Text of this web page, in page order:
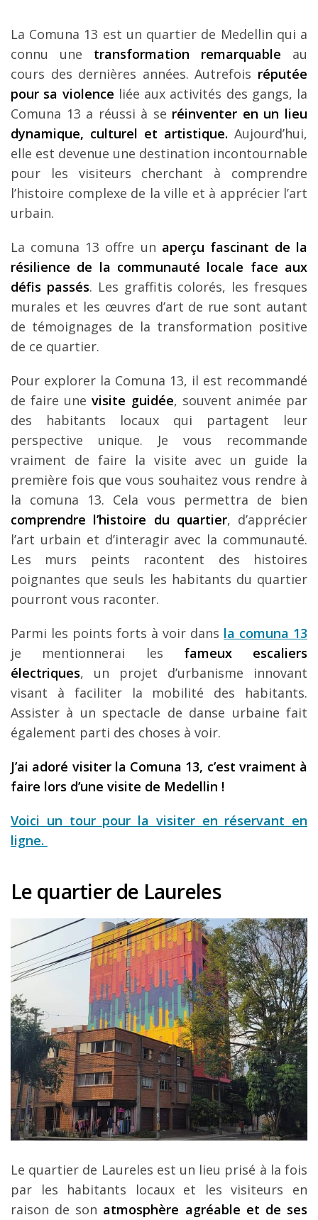
La Comuna 13 est un quartier de Medellin qui a
connu une transformation remarquable au
cours des dernières années. Autrefois réputée
pour sa violence liée aux activités des gangs, la
Comuna 13 a réussi à se réinventer en un lieu
dynamique, culturel et artistique. Aujourd’hui,
elle est devenue une destination incontournable
pour les visiteurs cherchant à comprendre
l’histoire complexe de la ville et à apprécier l’art
urbain.
La comuna 13 offre un aperçu fascinant de la
résilience de la communauté locale face aux
défis passés. Les graffitis colorés, les fresques
murales et les œuvres d’art de rue sont autant
de témoignages de la transformation positive
de ce quartier.
Pour explorer la Comuna 13, il est recommandé
de faire unevisite guidée, souvent animée par
des habitants locaux qui partagent leur
perspective unique. Je vous recommande
vraiment de faire la visite avec un guide la
première fois que vous souhaitez vous rendre à
la comuna 13. Cela vous permettra de bien
comprendre l’histoire du quartier, d’apprécier
l’art urbain et d’interagir avec la communauté.
Les murs peints racontent des histoires
poignantes que seuls les habitants du quartier
pourront vous raconter.
Parmi les points forts à voir dans la comuna 13
je mentionnerai les fameux escaliers
électriques, un projet d’urbanisme innovant
visant à faciliter la mobilité des habitants.
Assister à un spectacle de danse urbaine fait
également parti des choses à voir.
J’ai adoré visiter la Comuna 13, c’est vraiment à
faire lors d’une visite de Medellin !
Voici un tour pour la visiter en réservant en
ligne.
Le quartier de Laureles
Le quartier de Laureles est un lieu prisé à la fois
par les habitants locaux et les visiteurs en
raison de son atmosphère agréable et de ses